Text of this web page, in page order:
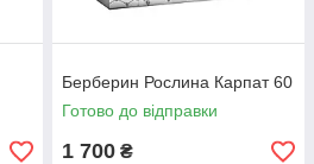
Берберин Рослина Карпат 60
Готово до відправки
1 700 ₴